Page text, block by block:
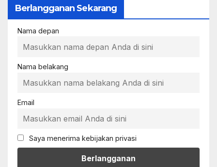
Berlangganan Sekarang
Nama depan
Nama belakang
Email
Saya menerima kebijakan privasi